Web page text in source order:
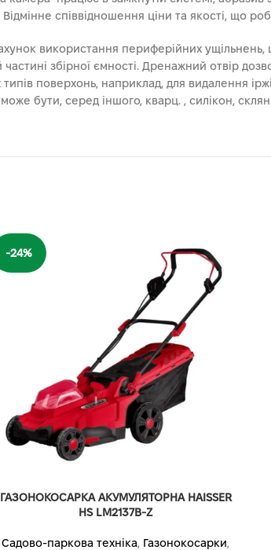
співвідношення ціни та якості, що
використання периферійних
збірної ємності. Дренажний отвір
поверхонь, наприклад, для видалення
бути, серед іншого, кварц. , силікон,
-24%
ГАЗОНОКОСАРКА АКУМУЛЯТОРНА HAISSER
HS LM2137B-Z
Садово-паркова техніка, Газонокосарки,